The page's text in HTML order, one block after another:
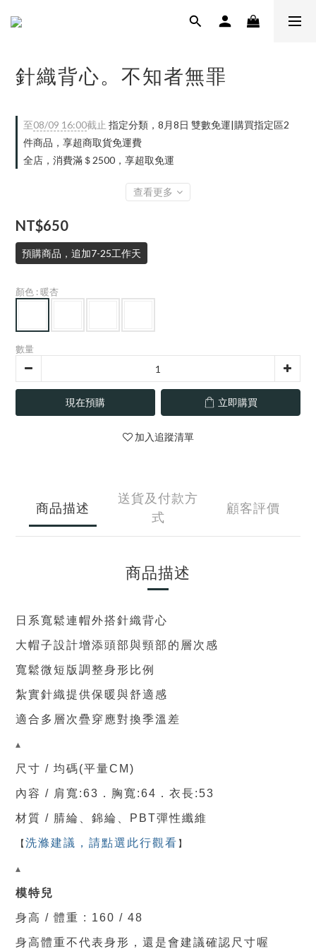
針織背心。不知者無罪
至08/09 16:00截止 指定分類，8月8日 雙數免運|購買指定區2
件商品，享超商取貨免運費
全店，消費滿＄2500，享超取免運
查看更多
NT$650
預購商品，追加7-25工作天
顏色 : 暖杏
數量
現在預購 立即購買
加入追蹤清單
商品描述
送貨及付款方
式
顧客評價
商品描述
日系寬鬆連帽外搭針織背心
大帽子設計增添頭部與頸部的層次感
寬鬆微短版調整身形比例
紮實針織提供保暖與舒適感
適合多層次疊穿應對換季溫差
▴
尺寸 / 均碼(平量CM)
內容 / 肩寬:63． 胸寬 :64 ． 衣長:53
材質 / 腈綸、錦綸、PBT彈性纖維
【洗滌建議，請點選此行觀看】
▴
模特兒
身高 / 體重 : 160 / 48
身高體重不代表身形，還是會建議確認尺寸喔